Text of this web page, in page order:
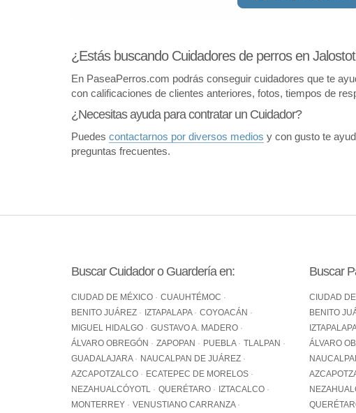
¿Estás buscando Cuidadores de perros en
En PaseaPerros.com podrás conseguir cuidadores que te
con calificaciones de clientes anteriores, fotos, tiempos de
¿Necesitas ayuda para contratar un Cuidador?
Puedes contactarnos por diversos medios y con gusto te
preguntas frecuentes.
Buscar Cuidador o Guardería en:
CIUDAD DE MÉXICO
CUAUHTÉMOC
BENITO JUÁREZ
IZTAPALAPA
COYOACÁN
MIGUEL HIDALGO
GUSTAVO A. MADERO
ÁLVARO OBREGÓN
ZAPOPAN PUEBLA
TLALPAN
GUADALAJARA
NAUCALPAN DE JUÁREZ
AZCAPOTZALCO
ECATEPEC DE MORELOS
NEZAHUALCÓYOTL
QUERÉTARO
IZTACALCO
MONTERREY
VENUSTIANO CARRANZA
Buscar
CIUDAD
BENITO
ÁLVARO